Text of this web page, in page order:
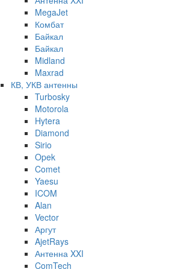
MegaJet
Комбат
Байкал
Байкал
Midland
Maxrad
КВ, УКВ антенны
Turbosky
Motorola
Hytera
Diamond
Sirio
Opek
Comet
Yaesu
ICOM
Alan
Vector
Аргут
AjetRays
Антенна XXI
ComTech